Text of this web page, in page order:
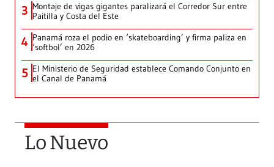
3 Montaje de vigas gigantes paralizará el Corredor Sur entre
Paitilla y Costa del Este
4 Panamá roza el podio en ‘skateboarding’ y firma paliza en
‘softbol’ en 2026
5 El Ministerio de Seguridad establece Comando Conjunto en
el Canal de Panamá
Lo Nuevo